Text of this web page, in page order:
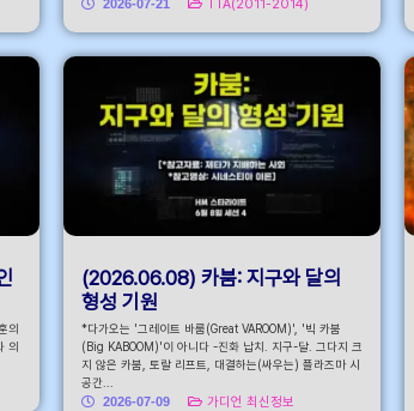
2026-07-21
TTA(2011-2014)
의
의
(2026.06.08) 카붐: 지구와 달의
형성 기원
*다가오는 '그레이트 바룸(Great VAROOM)', '빅 카붐
(Big KABOOM)'이 아니다 -진화 납치. 지구-달. 그다지 크
지 않은 카붐, 토랄 리프트, 대결하는(싸우는) 플라즈마 시
공간...
2026-07-09
가디언 최신정보